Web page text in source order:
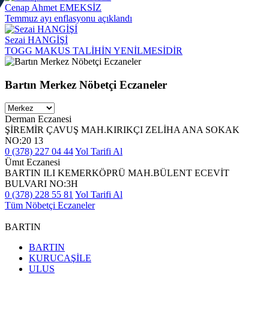
Cenap Ahmet EMEKSİZ
Temmuz ayı enflasyonu açıklandı
Sezai HANGİŞİ
TOGG MAKUS TALİHİN YENİLMESİDİR
Bartın Merkez Nöbetçi Eczaneler
Derman Eczanesi
ŞİREMİR ÇAVUŞ MAH.KIRIKÇI ZELİHA ANA SOKAK
NO:20 13
0 (378) 227 04 44Yol Tarifi Al
Ümıt Eczanesi
BARTIN ILI KEMERKÖPRÜ MAH.BÜLENT ECEVİT
BULVARI NO:3H
0 (378) 228 55 81 Yol Tarifi Al
Tüm Nöbetçi Eczaneler
BARTIN
BARTIN
KURUCAŞİLE
ULUS